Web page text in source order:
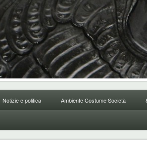
Notizie e politica Ambiente Costume Società